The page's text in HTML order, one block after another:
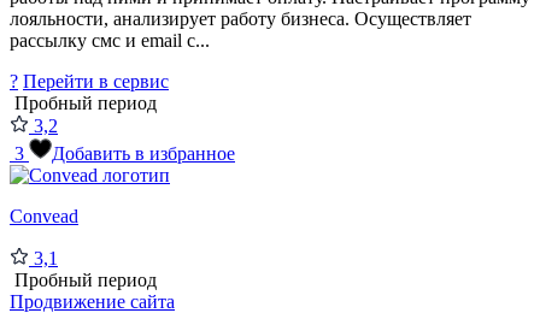
лояльности, анализирует работу бизнеса. Осуществляет
рассылку смс и email с...
? Перейти в сервис
Пробный период
3,2
3
Добавить в избранное
Convead
3,1
Пробный период
Продвижение сайта